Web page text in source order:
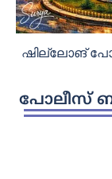
ഷില്ലോങ്
പോലീസ്